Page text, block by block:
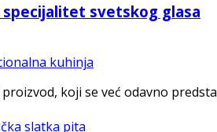
svetskog glasa
kuhinja
koji se već odavno